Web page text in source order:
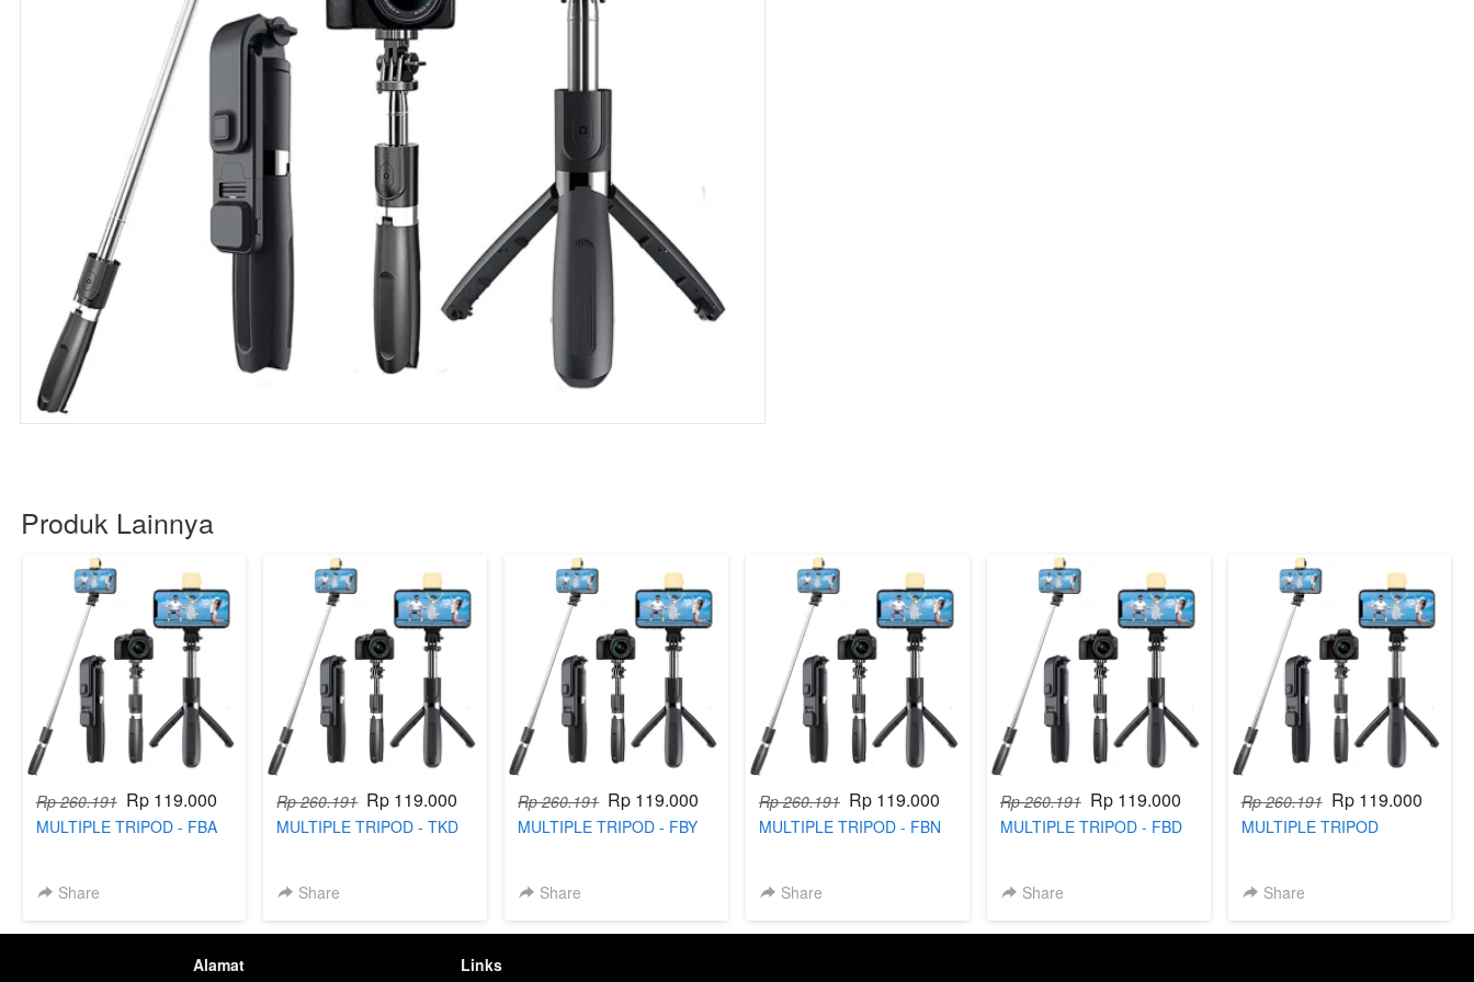
Produk Lainnya
Rp 260.191 Rp 119.000
MULTIPLE TRIPOD - FBA
Share
Rp 260.191 Rp 119.000
MULTIPLE TRIPOD - TKD
Share
Rp 260.191 Rp 119.000
MULTIPLE TRIPOD - FBY
Share
Rp 260.191 Rp 119.000
MULTIPLE TRIPOD - FBN
Share
Rp 260.191 Rp 119.000
MULTIPLE TRIPOD - FBD
Share
Rp 260.191 Rp 119.000
MULTIPLE TRIPOD
Share
Alamat Links